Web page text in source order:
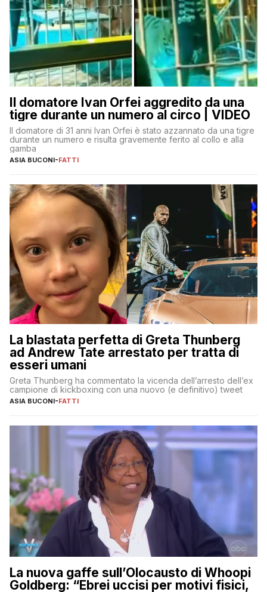
Il domatore Ivan Orfei aggredito da una
tigre durante un numero al circo | VIDEO
Il domatore di 31 anni Ivan Orfei è stato azzannato da una tigre
durante un numero e risulta gravemente ferito al collo e alla
gamba
ASIA BUCONI-FATTI
La blastata perfetta di Greta Thunberg
ad Andrew Tate arrestato per tratta di
esseri umani
Greta Thunberg ha commentato la vicenda dell’arresto dell’ex
campione di kickboxing con una nuovo (e definitivo) tweet
ASIA BUCONI-FATTI
La nuova gaffe sull’Olocausto di Whoopi
Goldberg: “Ebrei uccisi per motivi fisici,